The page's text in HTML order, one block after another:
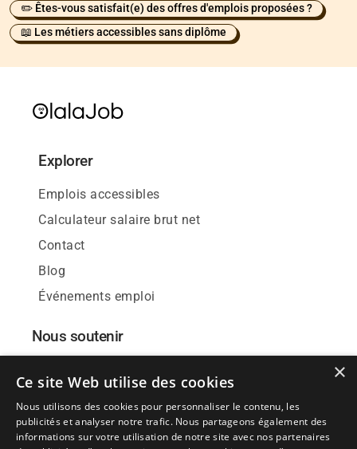
✏️ Êtes-vous satisfait(e) des offres d'emplois proposées ?
📖 Les métiers accessibles sans diplôme
Explorer
Emplois accessibles
Calculateur salaire brut net
Contact
Blog
Événements emploi
Nous soutenir
Nos affiches
×
Ce site Web utilise des cookies
Nous utilisons des cookies pour personnaliser le contenu, les
publicités et analyser notre trafic. Nous partageons également des
informations sur votre utilisation de notre site avec nos partenaires